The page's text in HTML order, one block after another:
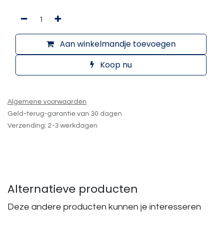
Aan winkelmandje toevoegen
Koop nu
Algemene voorwaarden
Geld-terug-garantie van 30 dagen
Verzending: 2-3 werkdagen
Alternatieve producten
Deze andere producten kunnen je interesseren